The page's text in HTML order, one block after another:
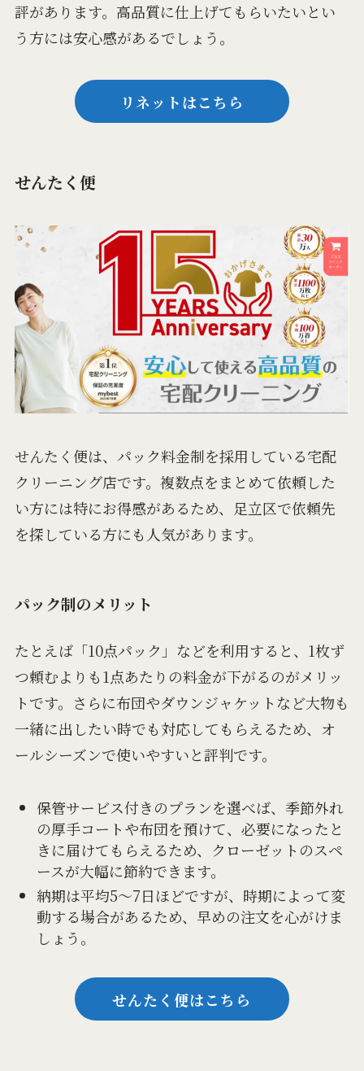
評があります。高品質に仕上げてもらいたいとい
う方には安心感があるでしょう。
リネットはこちら
せんたく便
せんたく便は、パック料金制を採用している宅配
クリーニング店です。複数点をまとめて依頼した
い方には特にお得感があるため、足立区で依頼先
を探している方にも人気があります。
パック制のメリット
たとえば「10点パック」などを利用すると、1枚ず
つ頼むよりも1点あたりの料金が下がるのがメリッ
トです。さらに布団やダウンジャケットなど大物も
一緒に出したい時でも対応してもらえるため、オ
ールシーズンで使いやすいと評判です。
保管サービス付きのプランを選べば、季節外れ
の厚手コートや布団を預けて、必要になったと
きに届けてもらえるため、クローゼットのスペ
ースが大幅に節約できます。
納期は平均5～7日ほどですが、時期によって変
動する場合があるため、早めの注文を心がけま
しょう。
せんたく便はこちら